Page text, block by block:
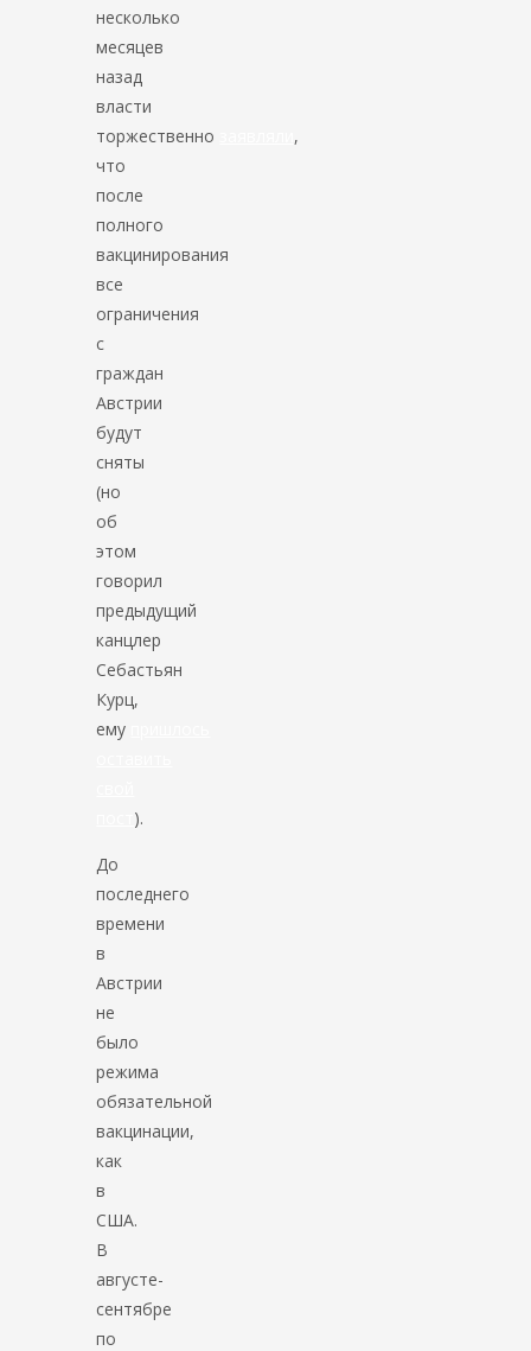
несколько
месяцев
назад
власти
торжественно
,
что
после
полного
вакцинирования
все
ограничения
с
граждан
Австрии
будут
сняты
(но
об
этом
говорил
предыдущий
канцлер
Себастьян
Курц,
ему
).
До
последнего
времени
в
Австрии
не
было
режима
обязательной
вакцинации,
как
в
США.
В
августе-
сентябре
по